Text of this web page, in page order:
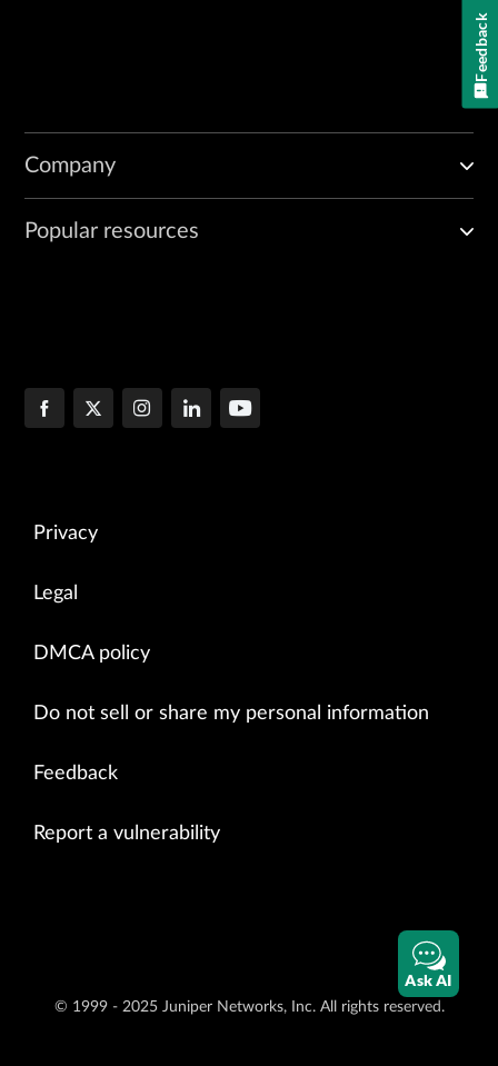
Company
Popular resources
Privacy
Legal
DMCA policy
Do not sell or share my personal information
Feedback
Report a vulnerability
© 1999 - 2025 Juniper Networks, Inc. All rights reserved.
Ask AI
Feedback